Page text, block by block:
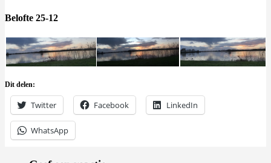
Belofte 25-12
Dit delen:
Twitter Facebook LinkedIn
WhatsApp